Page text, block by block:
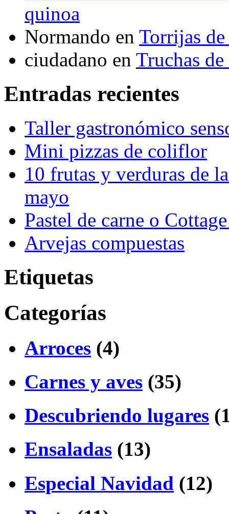
quinoa
Normando en Torrijas de
ciudadano en Truchas de
Entradas recientes
Taller gastronómico
Mini pizzas de coliflor
10 frutas y verduras de
mayo
Pastel de carne o
Arvejas compuestas
Etiquetas
Categorías
Arroces (4)
Carnes y aves (35)
Descubriendo lugares
Ensaladas (13)
Especial Navidad (12)